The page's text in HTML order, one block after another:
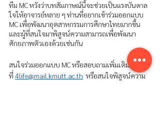
ทีม MC หวังว่าบทสัมภาษณ์นี้จะช่วยเป็นแรงบันดาล
ใจให้อาจารย์หลาย ๆ ท่านที่อยากเข้าร่วมออกแบบ
MC เพื่อพัฒนาอุตสาหกรรมการศึกษาไทยมากขึ้น
และผู้ที่สนใจมาพิสูจน์ความสามารถเพื่อพัฒนา
ศักยภาพตัวเองด้วยเช่นกัน
สนใจร่วมออกแบบ MC หรือสอบถามเพิ่มเติม ติดต่อ
ที่ 4life@mail.kmutt.ac.th
  หรือสนใจพิสูจน์ความ